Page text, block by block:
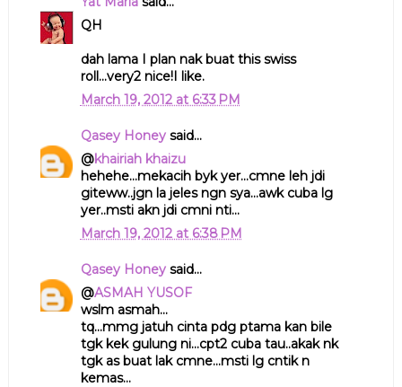
QH
dah lama I plan nak buat this swiss
roll...very2 nice!I like.
March 19, 2012 at 6:33 PM
Qasey Honeysaid...
@khairiah khaizu
hehehe...mekacih byk yer...cmne leh jdi
giteww..jgn la jeles ngn sya...awk cuba lg
yer..msti akn jdi cmni nti...
March 19, 2012 at 6:38 PM
Qasey Honeysaid...
@ASMAH YUSOF
wslm asmah...
tq...mmg jatuh cinta pdg ptama kan bile
tgk kek gulung ni...cpt2 cuba tau..akak nk
tgk as buat lak cmne...msti lg cntik n
kemas...